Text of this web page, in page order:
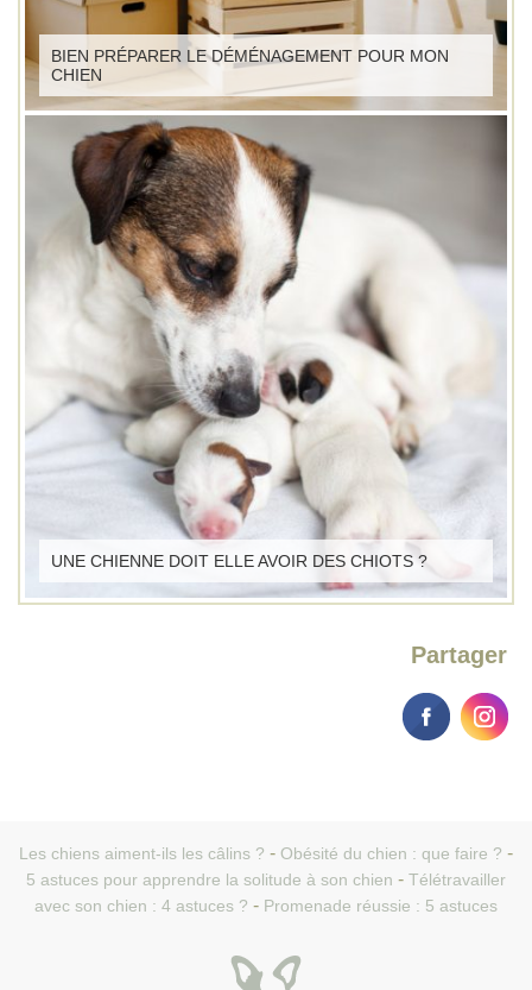
BIEN PRÉPARER LE DÉMÉNAGEMENT POUR MON
CHIEN
UNE CHIENNE DOIT ELLE AVOIR DES CHIOTS ?
Partager
Les chiens aiment-ils les câlins ?
Obésité du chien : que faire ?
5 astuces pour apprendre la solitude à son chien
Télétravailler
avec son chien : 4 astuces ?
Promenade réussie : 5 astuces